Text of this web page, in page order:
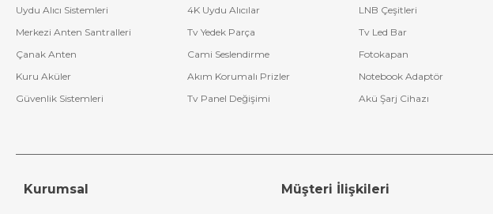
Uydu Alıcı Sistemleri 4K Uydu Alıcılar LNB Çeşitleri
Merkezi Anten Santralleri
Tv Yedek Parça Tv Led Bar
Çanak Anten
Cami Seslendirme Fotokapan
Kuru Aküler
Akım Korumalı Prizler Notebook Adaptör
Güvenlik Sistemleri
Tv Panel Değişimi Akü Şarj Cihazı
Kurumsal Müşteri İlişkileri